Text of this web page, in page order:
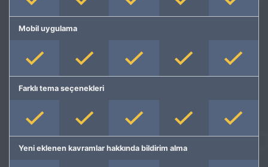
Mobil uygulama
Farklı tema seçenekleri
Yeni eklenen kavramlar hakkında bildirim alma